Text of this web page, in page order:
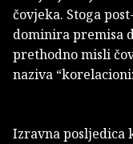
čovjeka. Stoga
dominira premisa
prethodno misli
naziva
Izravna posljedica